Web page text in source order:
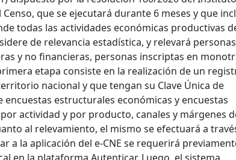
Censo 2022
Salud
Poblacion
Participacion Electoral
Grupos Poblacionales
Trabajos e Ingresos
que se ejecutará durante 6 meses y que
todas las actividades económicas productivas
de relevancia estadística, y relevará
y no financieras, personas inscriptas en
etapa consiste en la realización de un
nacional y que tengan su Clave Única de
estructurales económicas y encuestas
actividad y por producto, canales y márgenes
al relevamiento, el mismo se efectuará a
a la aplicación del e-CNE se requerirá